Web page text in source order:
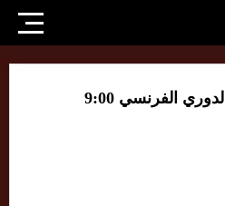
الفرنسي 9:00